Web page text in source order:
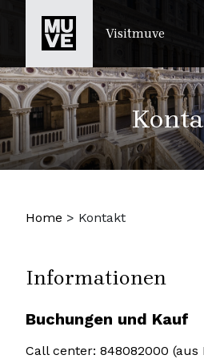
ZUM HAUPTINHALT SPRINGEN
Visitmuve
Home > Kontakt
Informationen
Buchungen und Kauf
Call center: 848082000 (aus